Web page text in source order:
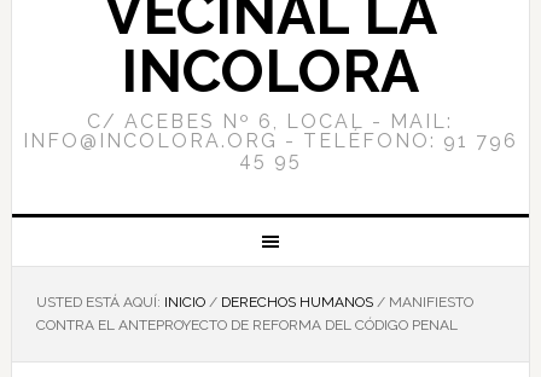
INCOLORA
C/ ACEBES Nº 6, LOCAL - MAIL:
INFO@INCOLORA.ORG - TELÉFONO: 91 796
45 95
USTED ESTÁ AQUÍ: INICIO / DERECHOS HUMANOS /MANIFIESTO
CONTRA EL ANTEPROYECTO DE REFORMA DEL CÓDIGO PENAL